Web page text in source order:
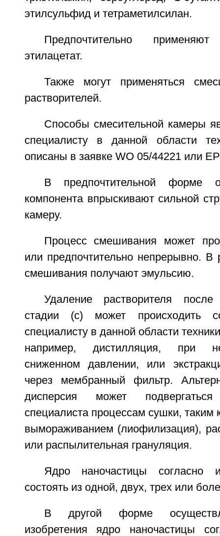
этилсульфид и тетраметилсилан.
Предпочтительно
этилацетат.
Также могут применяться
растворителей.
Способы смесительной камеры
специалисту в данной области
описаны в заявке WO 05/44221 или
В предпочтительной форме
компонента впрыскивают сильной
камеру.
Процесс смешивания может
или предпочтительно непрерывно. В
смешивания получают эмульсию.
Удаление растворителя
стадии (с) может происходить
специалисту в данной области
например, дистилляция, при
сниженном давлении, или
через мембранный фильтр.
дисперсия может
специалиста процессам сушки, таким
вымораживанием (лиофилизация),
или распылительная грануляция.
Ядро наночастицы согласно
состоять из одной, двух, трех или
В другой форме
изобретения ядро наночастицы